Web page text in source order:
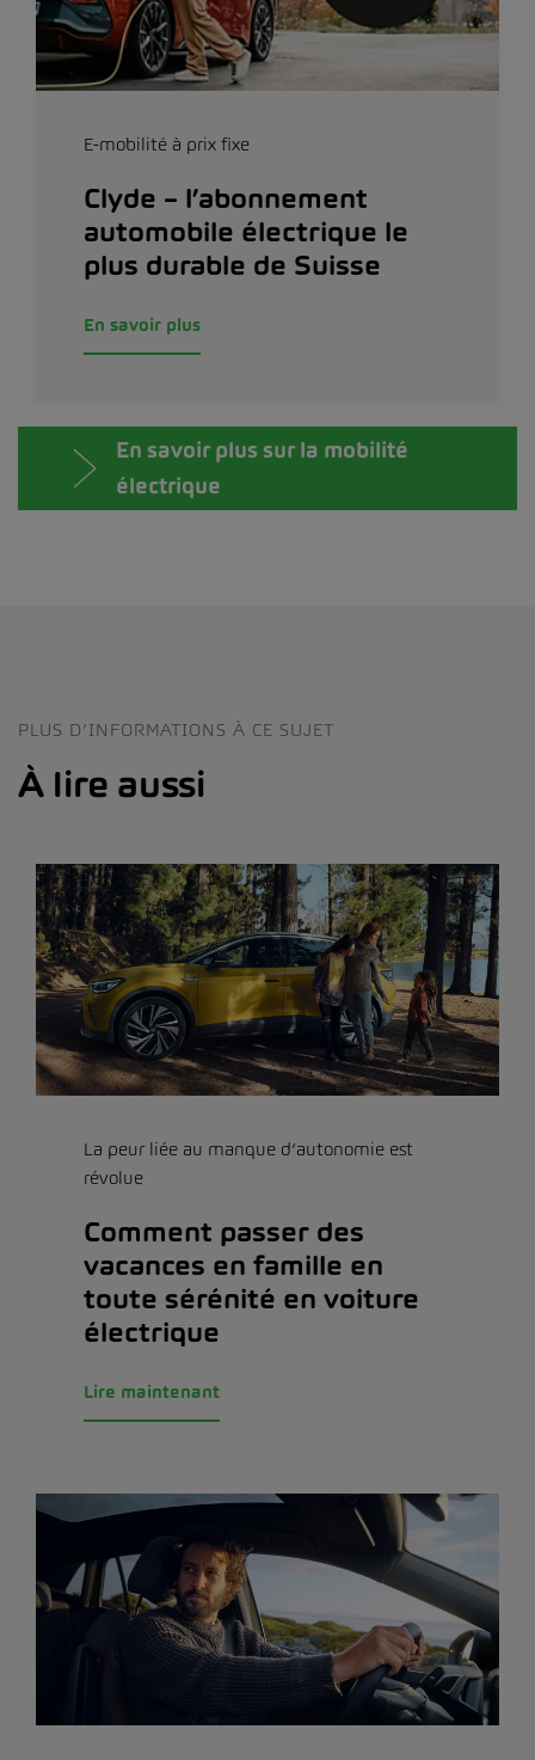
E-mobilité à prix fixe
Clyde – l’abonnement
automobile électrique le
plus durable de Suisse
En savoir plus
En savoir plus sur la mobilité
électrique
PLUS D’INFORMATIONS À CE SUJET
À lire aussi
La peur liée au manque d’autonomie est
révolue
Comment passer des
vacances en famille en
toute sérénité en voiture
électrique
Lire maintenant